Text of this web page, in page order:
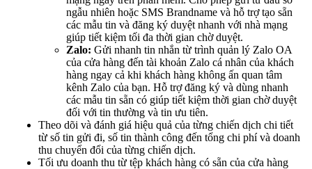
ngẫu nhiên hoặc SMS Brandname và hỗ trợ tạo sẵn
các mẫu tin và đăng ký duyệt nhanh với nhà mạng
giúp tiết kiệm tối đa thời gian chờ duyệt.
Zalo: Gửi nhanh tin nhắn từ trình quản lý Zalo OA
của cửa hàng đến tài khoản Zalo cá nhân của khách
hàng ngay cả khi khách hàng không ấn quan tâm
kênh Zalo của bạn. Hỗ trợ đăng ký và dùng nhanh
các mẫu tin sẵn có giúp tiết kiệm thời gian chờ duyệt
đối với tin thường và tin ưu tiên.
Theo dõi và đánh giá hiệu quả của từng chiến dịch chi tiết
từ số tin gửi đi, số tin thành công đến tổng chi phí và doanh
thu chuyển đổi của từng chiến dịch.
Tối ưu doanh thu từ tệp khách hàng có sẵn của cửa hàng